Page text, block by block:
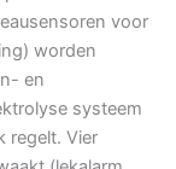
voor
worden
en
systeem
regelt. Vier